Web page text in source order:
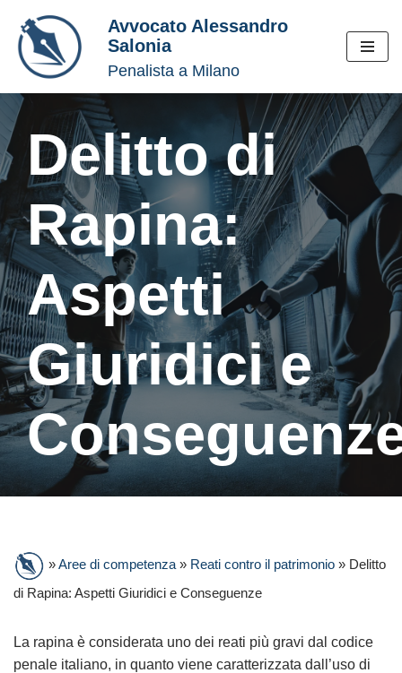
Vai
al
contenuto
Avvocato Alessandro
Salonia
Penalista a Milano
Delitto di
Rapina:
Aspetti
Giuridici e
»Aree di competenza» Reati contro il patrimonio » Delitto
di Rapina: Aspetti Giuridici e Conseguenze
La rapina è considerata uno dei reati più gravi dal codice
penale italiano, in quanto viene caratterizzata dall’uso di